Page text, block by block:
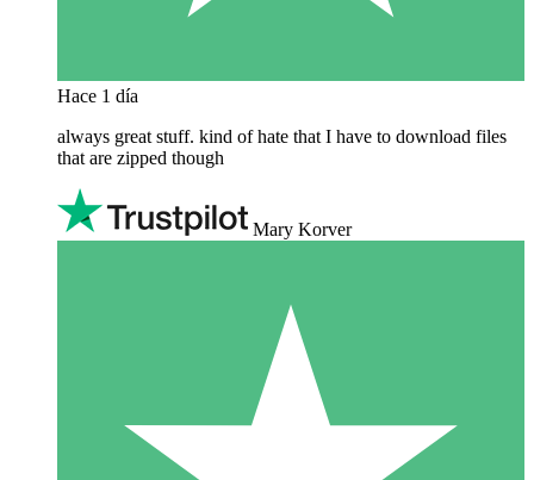
Hace 1 día
always great stuff. kind of hate that I have to download files
that are zipped though
Mary Korver